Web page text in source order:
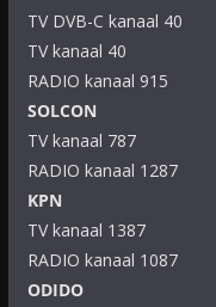
TV DVB-C kanaal 40
TV kanaal 40
RADIO kanaal 915
SOLCON
TV kanaal 787
RADIO kanaal 1287
KPN
TV kanaal 1387
RADIO kanaal 1087
ODIDO